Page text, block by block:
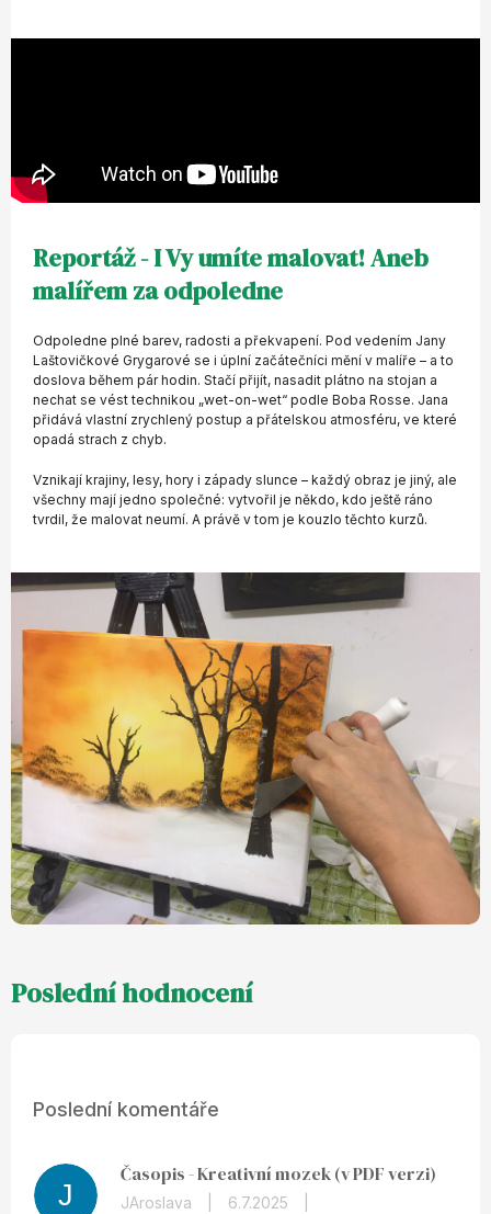
Reportáž - I Vy umíte malovat! Aneb
malířem za odpoledne
Odpoledne plné barev, radosti a překvapení. Pod vedením Jany
Laštovičkové Grygarové se i úplní začátečníci mění v malíře – a to
doslova během pár hodin. Stačí přijít, nasadit plátno na stojan a
nechat se vést technikou „wet-on-wet“ podle Boba Rosse. Jana
přidává vlastní zrychlený postup a přátelskou atmosféru, ve které
opadá strach z chyb.
Vznikají krajiny, lesy, hory i západy slunce – každý obraz je jiný, ale
všechny mají jedno společné: vytvořil je někdo, kdo ještě ráno
tvrdil, že malovat neumí. A právě v tom je kouzlo těchto kurzů.
Poslední komentáře
J
Časopis - Kreativní mozek (v PDF verzi)
JAroslava 6.7.2025